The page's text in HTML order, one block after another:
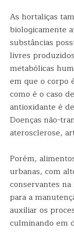
As hortaliças
biologicamente
substâncias
livres
metabólicas
em que o corpo
como é o caso
antioxidante é
Doenças não-
aterosclerose,
Porém,
urbanas, com
conservantes
para a
auxiliar os
culminando em